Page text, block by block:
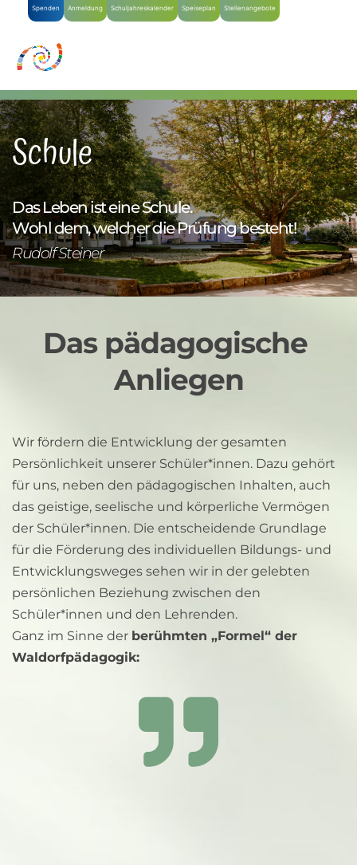
Spenden Anmeldung Schuljahreskalender Speiseplan Stellenangebote
Schule
Das Leben ist eine Schule.
Wohl dem, welcher die Prüfung besteht!
Rudolf Steiner
Das pädagogische
Anliegen
Wir fördern die Entwicklung der gesamten
Persönlichkeit unserer Schüler*innen. Dazu gehört
für uns, neben den pädagogischen Inhalten, auch
das geistige, seelische und körperliche Vermögen
der Schüler*innen. Die entscheidende Grundlage
für die Förderung des individuellen Bildungs- und
Entwicklungsweges sehen wir in der gelebten
persönlichen Beziehung zwischen den
Schüler*innen und den Lehrenden.
Ganz im Sinne der berühmten „Formel“ der
Waldorfpädagogik: